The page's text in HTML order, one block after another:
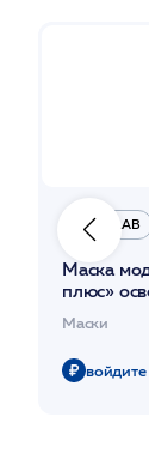
HISTOLAB
Маска
плюс»
Natural
1кг/
Маски